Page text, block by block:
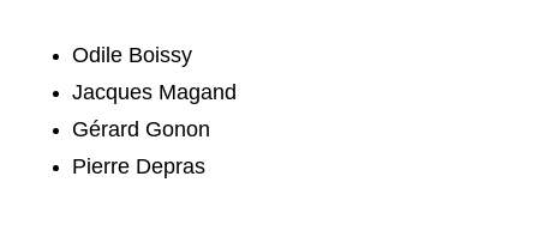
Odile Boissy
Jacques Magand
Gérard Gonon
Pierre Depras